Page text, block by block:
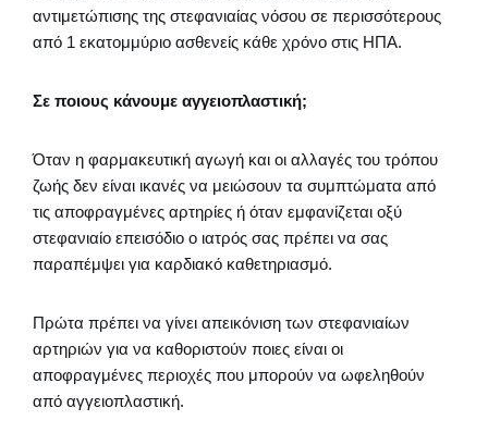
αντιμετώπισης της στεφανιαίας νόσου σε περισσότερους
από 1 εκατομμύριο ασθενείς κάθε χρόνο στις ΗΠΑ.
Σε ποιους κάνουμε αγγειοπλαστική;
Όταν η φαρμακευτική αγωγή και οι αλλαγές του τρόπου
ζωής δεν είναι ικανές να μειώσουν τα συμπτώματα από
τις αποφραγμένες αρτηρίες ή όταν εμφανίζεται οξύ
στεφανιαίο επεισόδιο ο ιατρός σας πρέπει να σας
παραπέμψει για καρδιακό καθετηριασμό.
Πρώτα πρέπει να γίνει απεικόνιση των στεφανιαίων
αρτηριών για να καθοριστούν ποιες είναι οι
αποφραγμένες περιοχές που μπορούν να ωφεληθούν
από αγγειοπλαστική.